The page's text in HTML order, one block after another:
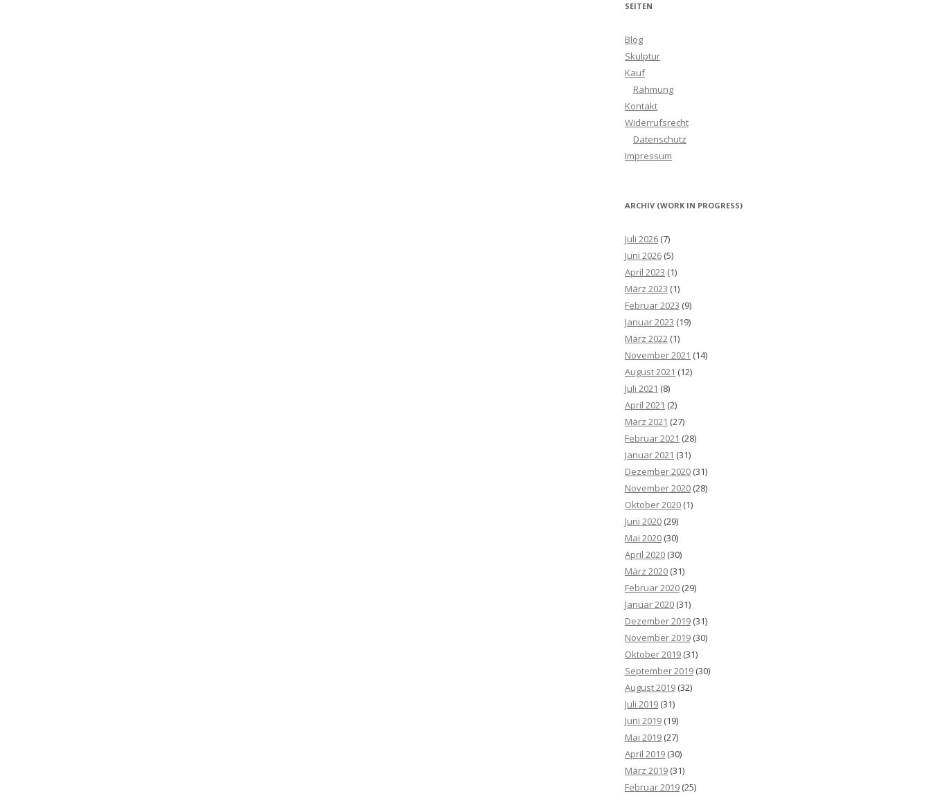
SEITEN
Blog
Skulptur
Kauf
Rahmung
Kontakt
Widerrufsrecht
Datenschutz
Impressum
ARCHIV (WORK IN PROGRESS)
Juli 2026 (7)
Juni 2026 (5)
April 2023 (1)
März 2023 (1)
Februar 2023 (9)
Januar 2023 (19)
März 2022 (1)
November 2021 (14)
August 2021 (12)
Juli 2021 (8)
April 2021 (2)
März 2021 (27)
Februar 2021 (28)
Januar 2021 (31)
Dezember 2020 (31)
November 2020 (28)
Oktober 2020 (1)
Juni 2020 (29)
Mai 2020 (30)
April 2020 (30)
März 2020 (31)
Februar 2020 (29)
Januar 2020 (31)
Dezember 2019 (31)
November 2019 (30)
Oktober 2019 (31)
September 2019 (30)
August 2019 (32)
Juli 2019 (31)
Juni 2019 (19)
Mai 2019 (27)
April 2019 (30)
März 2019 (31)
Februar 2019 (25)